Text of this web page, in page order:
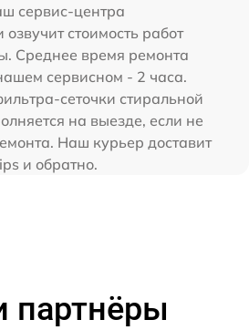
сервис-центра
стоимость работ
Среднее время ремонта
сервисном - 2 часа.
сеточки стиральной
на выезде, если не
Наш курьер доставит
и обратно.
партнёры